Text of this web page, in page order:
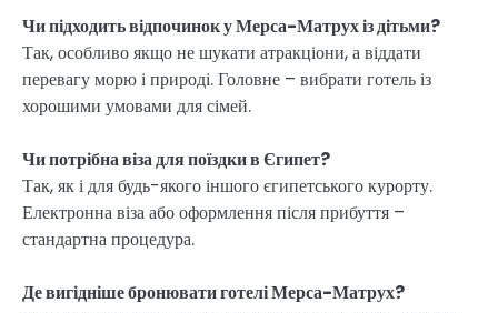
Чи підходить відпочинок у Мерса-Матрух із дітьми?
Так, особливо якщо не шукати атракціони, а віддати
перевагу морю і природі. Головне – вибрати готель із
хорошими умовами для сімей.
Чи потрібна віза для поїздки в Єгипет?
Так, як і для будь-якого іншого єгипетського курорту.
Електронна віза або оформлення після прибуття –
стандартна процедура.
Де вигідніше бронювати готелі Мерса-Матрух?